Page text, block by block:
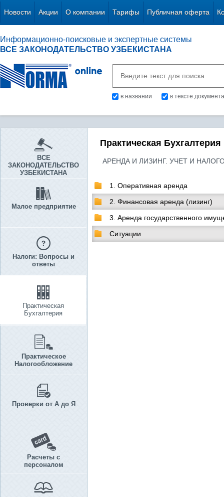
Новости Акции О компании Тарифы Публичная оферта
Информационно-поисковые и экспертные системы
ВСЕ ЗАКОНОДАТЕЛЬСТВО УЗБЕКИСТАНА
в названии в тексте документа
ВСЕ
ЗАКОНОДАТЕЛЬСТВО
УЗБЕКИСТАНА
Малое предприятие
Налоги: Вопросы и
ответы
Практическая
Бухгалтерия
Практическое
Налогообложение
Проверки от А до Я
Расчеты с
персоналом
Практическая Бухгалтерия
АРЕНДА И ЛИЗИНГ. УЧЕТ И
1. Оперативная аренда
2. Финансовая аренда (лизинг)
3. Аренда государственного
Ситуации